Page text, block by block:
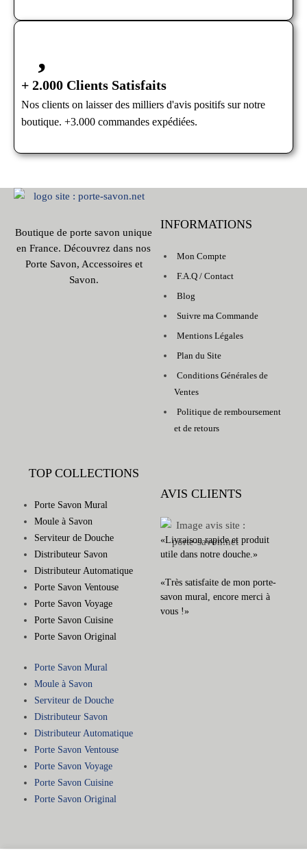
+ 2.000 Clients Satisfaits
Nos clients on laisser des milliers d'avis positifs sur notre
boutique. +3.000 commandes expédiées.
Boutique de porte savon unique
en France. Découvrez dans nos
Porte Savon, Accessoires et
Savon.
INFORMATIONS
Mon Compte
F.A.Q / Contact
Blog
Suivre ma Commande
Mentions Légales
Plan du Site
Conditions Générales de
Ventes
Politique de remboursement
et de retours
TOP COLLECTIONS
Porte Savon Mural
Moule à Savon
Serviteur de Douche
Distributeur Savon
Distributeur Automatique
Porte Savon Ventouse
Porte Savon Voyage
Porte Savon Cuisine
Porte Savon Original
Porte Savon Mural
Moule à Savon
Serviteur de Douche
Distributeur Savon
Distributeur Automatique
Porte Savon Ventouse
Porte Savon Voyage
Porte Savon Cuisine
Porte Savon Original
AVIS CLIENTS
«Livraison rapide et produit
utile dans notre douche.»
«Très satisfaite de mon porte-
savon mural, encore merci à
vous !»